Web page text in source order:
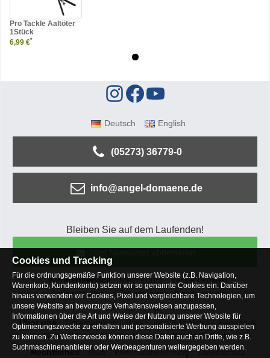
Pro Tackle Aaltöter
1Stück
6,99 €*
Deutsch English
(05273) 36779-0
info@angel-domaene.de
Bleiben Sie auf dem Laufenden!
Kundenservice Mein Konto
Versandkosten
Zahlungsarten
Rücksendung
Kaufberatung
Häufige Fragen
Über uns
Unternehmen Blog Jobs & Praktika
Facebook
Osterfeldsee
Archiv Sitemap
Kontaktformular
Rechtliches
AGB Widerrufsbelehrung Datenschutz
Cookies und Tracking
Für die ordnungsgemäße Funktion unserer Website (z.B. Navigation,
Warenkorb, Kundenkonto) setzen wir so genannte Cookies ein. Darüber
hinaus verwenden wir Cookies, Pixel und vergleichbare Technologien, um
unsere Website an bevorzugte Verhaltensweisen anzupassen,
Informationen über die Art und Weise der Nutzung unserer Website für
Optimierungszwecke zu erhalten und personalisierte Werbung ausspielen
zu können. Zu Werbezwecke können diese Daten auch an Dritte, wie z.B.
Suchmaschinenanbieter oder Werbeagenturen weitergegeben werden.